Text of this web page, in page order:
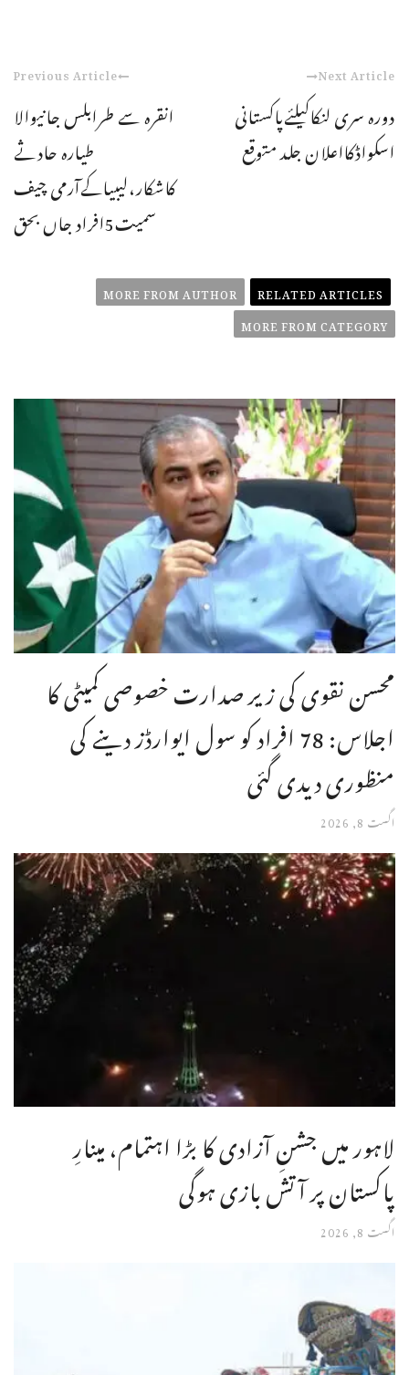
Previous Article
انقرہ سے طرابلس جانیوالا
طیارہ حادثے
کاشکار،لیبیاکےآرمی چیف
سمیت5افراد جاں بحق
Next Article
دورہ سری لنکاکیلئےپاکستانی
اسکواڈکااعلان جلد متوقع
RELATED ARTICLES
MORE FROM AUTHOR
MORE FROM CATEGORY
محسن نقوی کی زیر صدارت خصوصی کمیٹی کا
اجلاس: 78 افراد کو سول ایوارڈز دینے کی
منظوری دیدی گئی
اگست 8, 2026
لاہور میں جشنِ آزادی کا بڑا اہتمام، مینارِ
پاکستان پر آتش بازی ہوگی
اگست 8, 2026